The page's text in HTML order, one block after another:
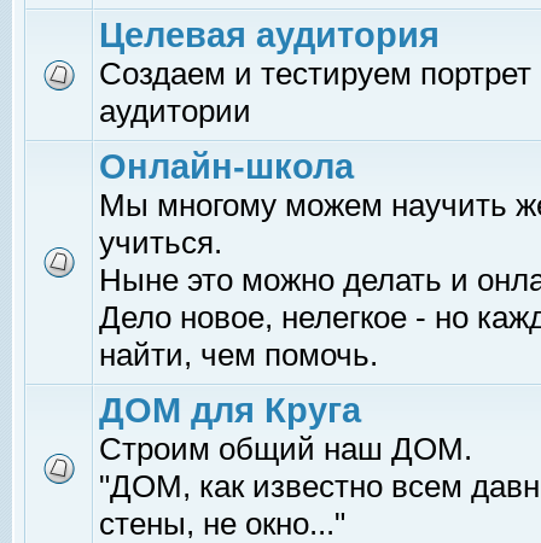
Целевая аудитория
Создаем и тестируем
аудитории
Онлайн-школа
Мы многому можем научить
учиться.
Ныне это можно делать и
Дело новое, нелегкое - но
найти, чем помочь.
ДОМ для Круга
Строим общий наш ДОМ.
"ДОМ, как известно всем
стены, не окно..."